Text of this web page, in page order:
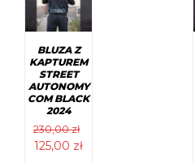
można
wybrać
na
stronie
produktu
BLUZA Z
KAPTUREM
STREET
AUTONOMY
COM BLACK
2024
230,00zł
Pierwotna
125,00 złAktualna